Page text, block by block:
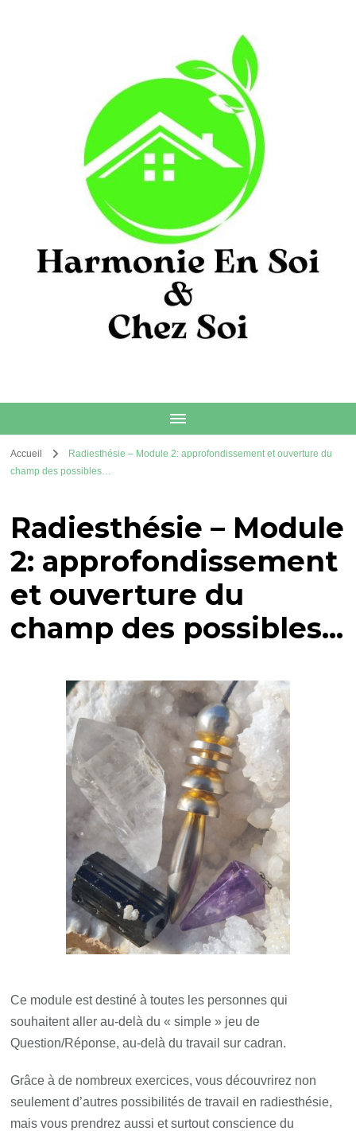
Accueil
Radiesthésie – Module 2: approfondissement et ouverture du
champ des possibles…
Radiesthésie – Module
2: approfondissement
et ouverture du
champ des possibles…
Ce module est destiné à toutes les personnes qui
souhaitent aller au-delà du « simple » jeu de
Question/Réponse, au-delà du travail sur cadran.
Grâce à de nombreux exercices, vous découvrirez non
seulement d’autres possibilités de travail en radiesthésie,
mais vous prendrez aussi et surtout conscience du